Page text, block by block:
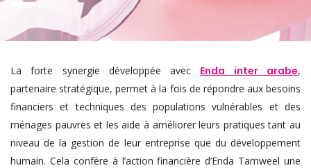
La forte synergie développée avec Enda inter arabe,
partenaire stratégique, permet à la fois de répondre aux besoins
financiers et techniques des populations vulnérables et des
ménages pauvres et les aide à améliorer leurs pratiques tant au
niveau de la gestion de leur entreprise que du développement
humain. Cela confère à l’action financière d’Enda Tamweel une